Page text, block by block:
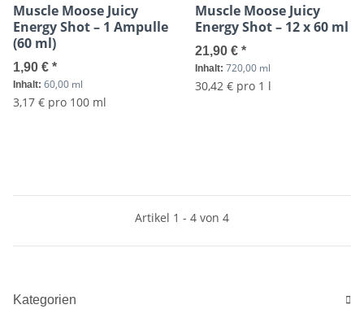
Muscle Moose Juicy
Energy Shot – 1 Ampulle
(60 ml)
1,90 € *
Inhalt: 60,00 ml
3,17 € pro 100 ml
Muscle Moose Juicy
Energy Shot – 12 x 60 ml
21,90 € *
Inhalt: 720,00 ml
30,42 € pro 1 l
Artikel 1 - 4 von 4
Kategorien